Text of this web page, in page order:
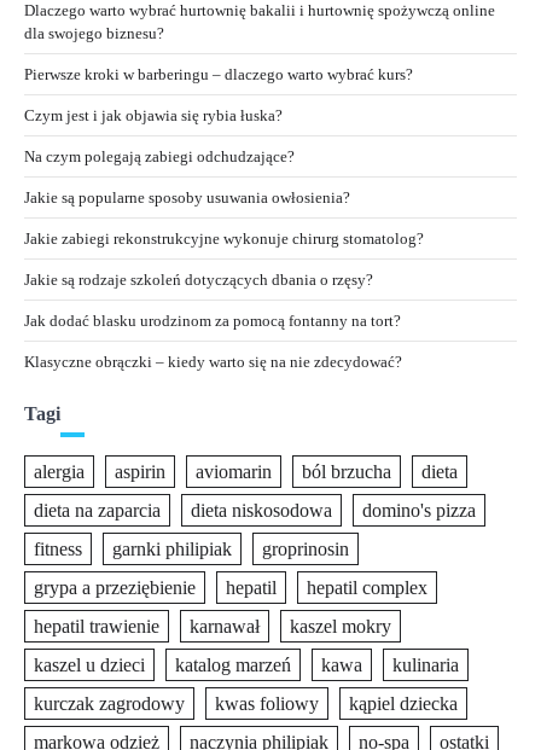
Dlaczego warto wybrać hurtownię bakalii i hurtownię spożywczą online
dla swojego biznesu?
Pierwsze kroki w barberingu – dlaczego warto wybrać kurs?
Czym jest i jak objawia się rybia łuska?
Na czym polegają zabiegi odchudzające?
Jakie są popularne sposoby usuwania owłosienia?
Jakie zabiegi rekonstrukcyjne wykonuje chirurg stomatolog?
Jakie są rodzaje szkoleń dotyczących dbania o rzęsy?
Jak dodać blasku urodzinom za pomocą fontanny na tort?
Klasyczne obrączki – kiedy warto się na nie zdecydować?
Tagi
alergia aspirin aviomarin ból brzucha
dieta
dieta na zaparcia
dieta niskosodowa
domino's pizza
fitness
garnki philipiak
groprinosin
grypa a przeziębienie
hepatil
hepatil complex
hepatil trawienie
karnawał
kaszel mokry
kaszel u dzieci
katalog marzeń kawa
kulinaria
kurczak zagrodowy
kwas foliowy
kąpiel dziecka
markowa odzież
naczynia philipiak no-spa ostatki